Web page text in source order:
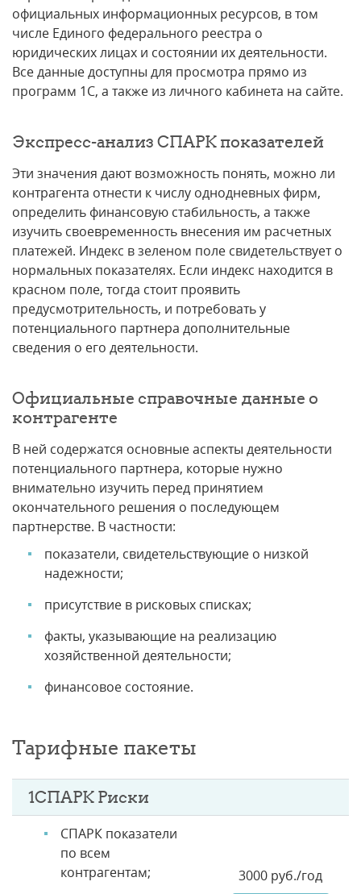
официальных информационных ресурсов, в том
числе Единого федерального реестра о
юридических лицах и состоянии их деятельности.
Все данные доступны для просмотра прямо из
программ 1С, а также из личного кабинета на сайте.
Экспресс-анализ СПАРК показателей
Эти значения дают возможность понять, можно ли
контрагента отнести к числу однодневных фирм,
определить финансовую стабильность, а также
изучить своевременность внесения им расчетных
платежей. Индекс в зеленом поле свидетельствует о
нормальных показателях. Если индекс находится в
красном поле, тогда стоит проявить
предусмотрительность, и потребовать у
потенциального партнера дополнительные
сведения о его деятельности.
Официальные справочные данные о
контрагенте
В ней содержатся основные аспекты деятельности
потенциального партнера, которые нужно
внимательно изучить перед принятием
окончательного решения о последующем
партнерстве. В частности:
показатели, свидетельствующие о низкой
надежности;
присутствие в рисковых списках;
факты, указывающие на реализацию
хозяйственной деятельности;
финансовое состояние.
Тарифные пакеты
1СПАРК Риски
СПАРК показатели
по всем
контрагентам;
3000 руб./год